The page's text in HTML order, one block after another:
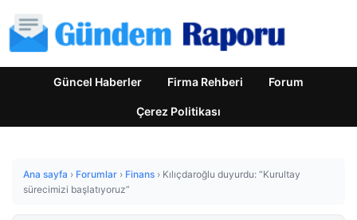
Güncel Haberler Firma Rehberi Forum
Çerez Politikası
Ana sayfa › Forumlar › Finans › Kılıçdaroğlu duyurdu: “Kurultay
sürecimizi başlatıyoruz”